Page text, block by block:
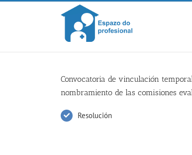
Skip
Convocatoria de vinculación
nombramiento de las comisiones
Resolución